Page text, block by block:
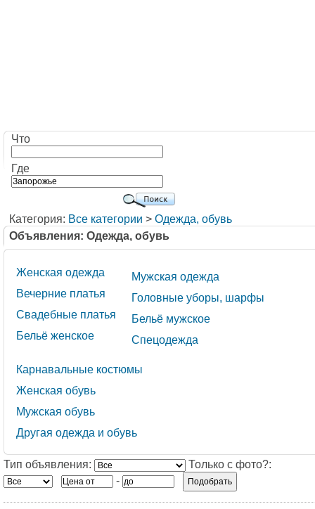
Что
Где
Категория: Все категории > Одежда, обувь
Объявления: Одежда, обувь
Женская одежда
Вечерние платья
Свадебные платья
Бельё женское
Мужская одежда
Головные уборы, шарфы
Бельё мужское
Спецодежда
Карнавальные костюмы
Женская обувь
Мужская обувь
Другая одежда и обувь
Тип объявления:
Только с фото?:
-